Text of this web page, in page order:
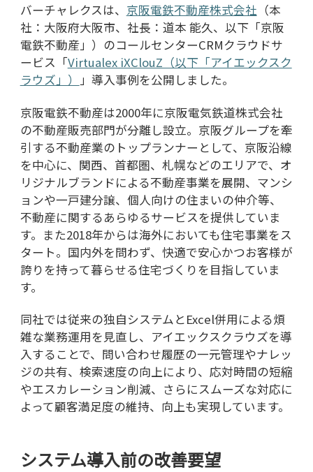
バーチャレクスは、 京阪電鉄不動産株式会社 （本
社：大阪府大阪市、社長：道本 能久、以下「京阪
電鉄不動産」）のコールセンターCRMクラウドサ
ービス「Virtualex iXClouZ（以下「アイエックスク
ラウズ」） 」導入事例を公開しました。
京阪電鉄不動産は2000年に京阪電気鉄道株式会社
の不動産販売部門が分離し設立。京阪グループを牽
引する不動産業のトップランナーとして、京阪沿線
を中心に、関西、首都圏、札幌などのエリアで、オ
リジナルブランドによる不動産事業を展開、マンシ
ョンや一戸建分譲、個人向けの住まいの仲介等、
不動産に関するあらゆるサービスを提供していま
す。また2018年からは海外においても住宅事業をス
タート。国内外を問わず、快適で安心かつお客様が
誇りを持って暮らせる住宅づくりを目指していま
す。
同社では従来の独自システムとExcel併用による煩
雑な業務運用を見直し、アイエックスクラウズを導
入することで、問い合わせ履歴の一元管理やナレッ
ジの共有、検索速度の向上により、応対時間の短縮
やエスカレーション削減、さらにスムーズな対応に
よって顧客満足度の維持、向上も実現しています。
システム導入前の改善要望